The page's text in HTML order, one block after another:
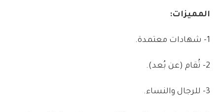
المميزات:
1- شهادات معتمدة.
2- تُقام (عن بُعد).
3- للرجال والنساء.